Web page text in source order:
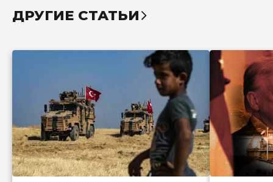
ДРУГИЕ СТАТЬИ